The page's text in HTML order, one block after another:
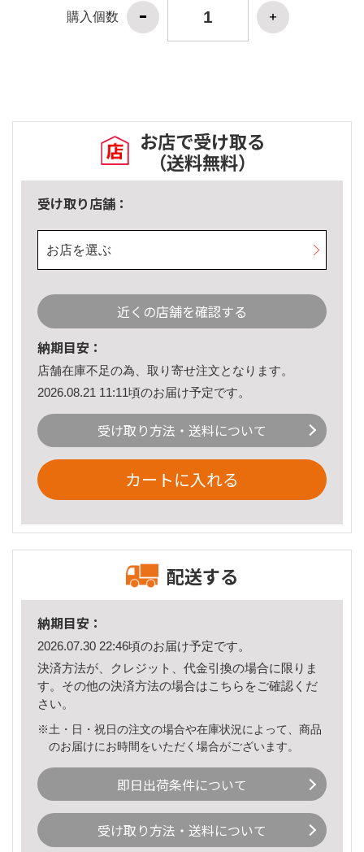
購入個数
お店で受け取る
（送料無料）
受け取り店舗：
お店を選ぶ
近くの店舗を確認する
納期目安：
店舗在庫不足の為、取り寄せ注文となります。
2026.08.21 11:11頃のお届け予定です。
受け取り方法・送料について
カートに入れる
配送する
納期目安：
2026.07.30 22:46頃のお届け予定です。
決済方法が、クレジット、代金引換の場合に限りま
す。その他の決済方法の場合はこちら をご確認くだ
さい。
※土・日・祝日の注文の場合や在庫状況によって、商品
のお届けにお時間をいただく場合がございます。
即日出荷条件について
受け取り方法・送料について